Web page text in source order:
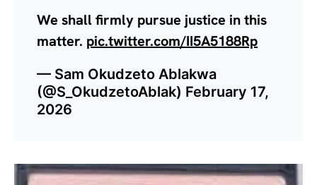
We shall firmly pursue justice in this
matter. pic.twitter.com/II5A5188Rp
— Sam Okudzeto Ablakwa
(@S_OkudzetoAblak) February 17,
2026